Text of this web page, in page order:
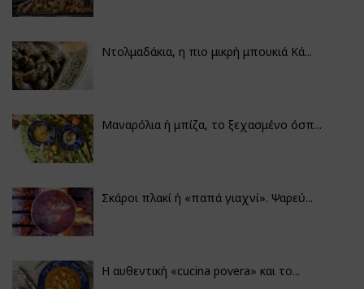
Ντολμαδάκια, η πιο μικρή μπουκιά Κά...
Μαναρόλια ή μπίζα, το ξεχασμένο όσπ...
Σκάροι πλακί ή «παπά γιαχνί». Ψαρεύ...
Η αυθεντική «cucina povera» και το...